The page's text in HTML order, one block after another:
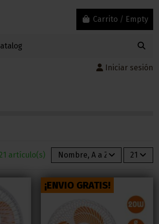
Carrito / Empty
Iniciar sesión
artículo(s) Nombre, A a Z 21
¡ENVIO GRATIS!